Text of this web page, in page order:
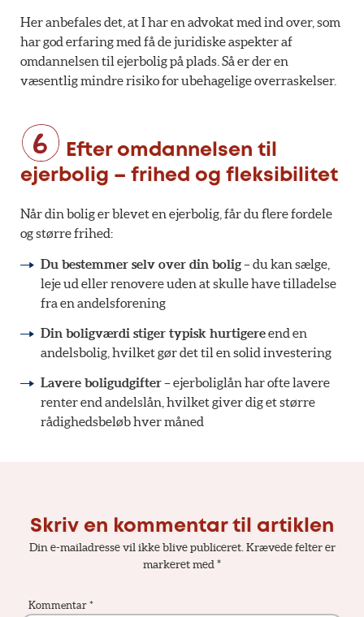
Her anbefales det, at I har en advokat med ind over, som
har god erfaring med få de juridiske aspekter af
omdannelsen til ejerbolig på plads. Så er der en
væsentlig mindre risiko for ubehagelige overraskelser.
Efter omdannelsen til
ejerbolig – frihed og fleksibilitet
Når din bolig er blevet en ejerbolig, får du flere fordele
og større frihed:
Du bestemmer selv over din bolig– du kan sælge,
leje ud eller renovere uden at skulle have tilladelse
fra en andelsforening
Din boligværdi stiger typisk hurtigereend en
andelsbolig, hvilket gør det til en solid investering
Lavere boligudgifter– ejerboliglån har ofte lavere
renter end andelslån, hvilket giver dig et større
rådighedsbeløb hver måned
Skriv en kommentar til artiklen
Din e-mailadresse vil ikke blive publiceret. Krævede felter er
markeret med *
Kommentar *